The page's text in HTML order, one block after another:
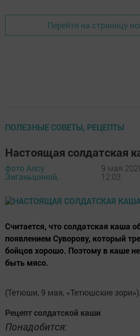
Перейти на страницу
ПОЛЕЗНЫЕ СОВЕТЫ, РЕЦЕПТЫ
Настоящая солдатская
фото Алсу
Зиганьшиной,
9 мая
12:03
Считается, что солдатская каша
появлением Суворову, который
бойцов хорошо. Поэтому в каше
быть мясо.
(Тетюши, 9 мая, «Тетюшские зори»).
Рецепт солдатской каши
Понадобится: